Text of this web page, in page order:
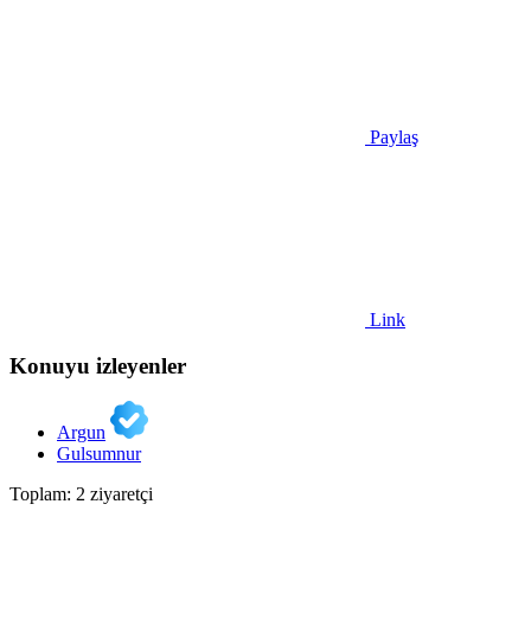
Paylaş
Link
Konuyu izleyenler
Argun
Gulsumnur
Toplam: 2 ziyaretçi